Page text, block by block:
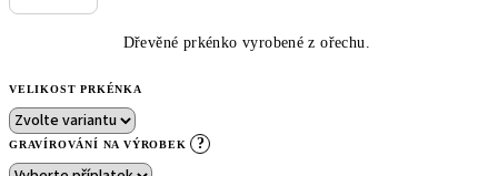
Dřevěné prkénko vyrobené z ořechu.
VELIKOST PRKÉNKA
GRAVÍROVÁNÍ NA VÝROBEK ?